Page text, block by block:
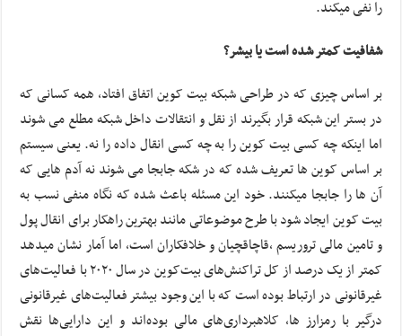
را نفی میکند.
شفافیت کمتر شده است یا بیشر؟
بر اساس چیزی که در طراحی شبکه بیت کوین اتفاق افتاد، همه کسانی که
در بستر این شبکه قرار بگیرند از نقل و انتقالات داخل شبکه مطلع می شوند
اما اینکه چه کسی بیت کوین را به چه کسی انقال داده را نه. یعنی سیستم
بر اساس کوین ها تعریف شده که در شکه جابجا می شوند نه آدم هایی که
آن ها را جابجا میکنند. خود این مسئله باعث شده که نگاه منفی نسب به
بیت کوین ایجاد شود با طرح موضوعاتی مانند بهترین راهکار برای انقال پول
و تامین مالی تروریسم ،قاچاقچیان و خلافکاران است، اما آمار نشان میدهد
کمتر از یک درصد از کل تراکنش‌‌های بیت‌کوین در سال ۲۰۲۰ با فعالیت‌‌های
غیرقانونی در ارتباط بوده است که با این وجود بیشتر فعالیت‌‌های غیرقانونی
درگیر با رمزارز ها، کلاهبرداری‌‌های مالی بوده‌‌اند و این دارایی‌‌ها نقش